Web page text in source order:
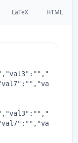
LaTeX HTML